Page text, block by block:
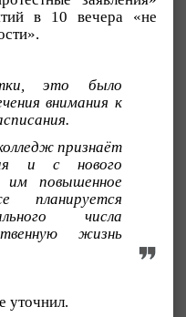
в 10 вечера «не
это было
внимания к
признаёт
и с нового
им повышенное
числа
жизнь
уточнил.